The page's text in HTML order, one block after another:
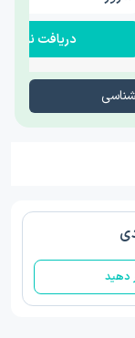
دریافت نوبت
دهید